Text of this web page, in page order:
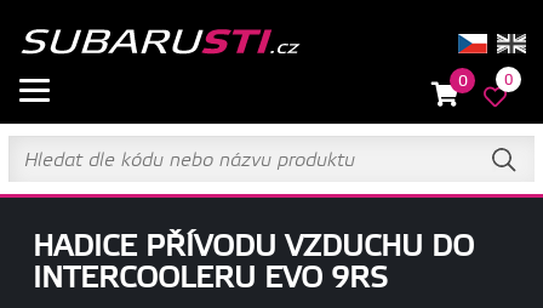
0 0
HADICE PŘÍVODU VZDUCHU DO
INTERCOOLERU EVO 9RS